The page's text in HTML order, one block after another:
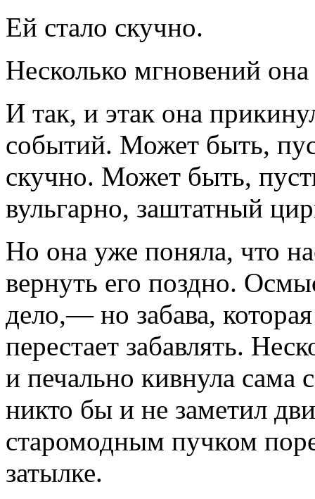
Ей стало скучно.
Несколько мгновений
И так, и этак она
событий. Может быть,
скучно. Может быть,
вульгарно, заштат­ный
Но она уже поняла, что
вернуть его поздно.
дело,— но забава,
перестает забавлять.
и печально кивнула сама
никто бы и не заметил
старомодным пучком
затылке.